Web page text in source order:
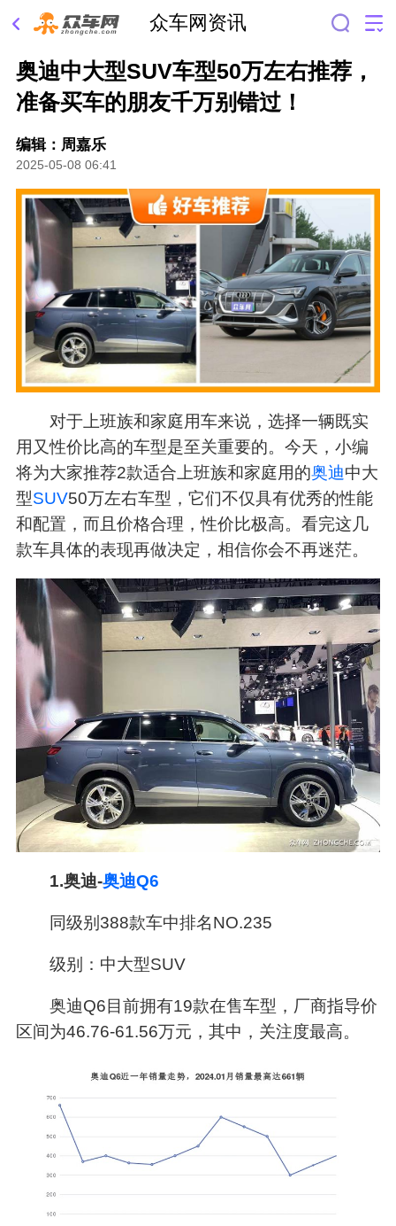
众车网资讯
奥迪中大型SUV车型50万左右推荐，
准备买车的朋友千万别错过！
编辑：周嘉乐
2025-05-08 06:41
对于上班族和家庭用车来说，选择一辆既实
用又性价比高的车型是至关重要的。今天，小编
将为大家推荐2款适合上班族和家庭用的奥迪中大
型SUV50万左右车型，它们不仅具有优秀的性能
和配置，而且价格合理，性价比极高。看完这几
款车具体的表现再做决定，相信你会不再迷茫。
1.奥迪-奥迪Q6
同级别388款车中排名NO.235
级别：中大型SUV
奥迪Q6目前拥有19款在售车型，厂商指导价
区间为46.76-61.56万元，其中，关注度最高。